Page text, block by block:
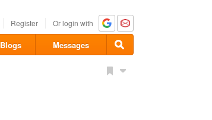
Register Or login with
Blogs Messages